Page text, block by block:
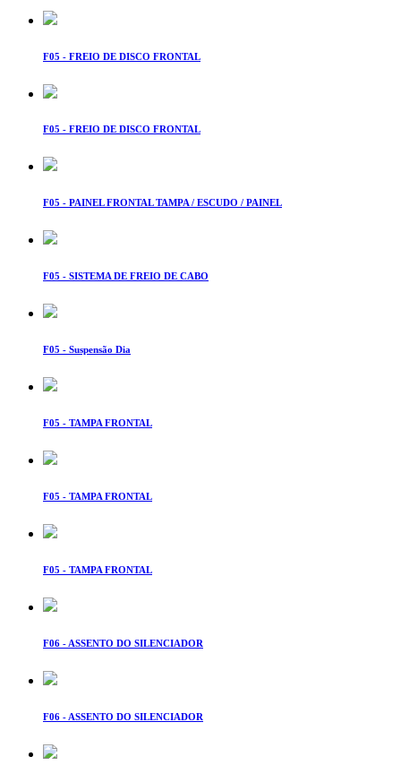
F05 - FREIO DE DISCO FRONTAL
F05 - FREIO DE DISCO FRONTAL
F05 - PAINEL FRONTAL TAMPA / ESCUDO / PAINEL
F05 - SISTEMA DE FREIO DE CABO
F05 - Suspensão Dia
F05 - TAMPA FRONTAL
F05 - TAMPA FRONTAL
F05 - TAMPA FRONTAL
F06 - ASSENTO DO SILENCIADOR
F06 - ASSENTO DO SILENCIADOR